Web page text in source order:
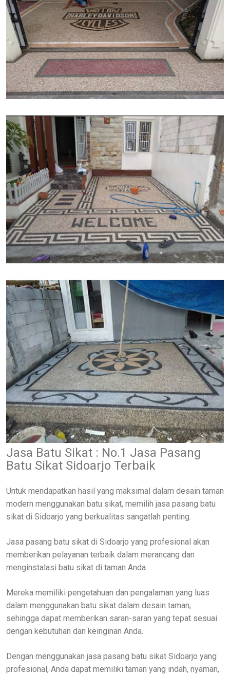
Jasa Batu Sikat : No.1 Jasa Pasang
Batu Sikat Sidoarjo Terbaik
Untuk mendapatkan hasil yang maksimal dalam desain taman
modern menggunakan batu sikat, memilih jasa pasang batu
sikat di Sidoarjo yang berkualitas sangatlah penting.
Jasa pasang batu sikat di Sidoarjo yang profesional akan
memberikan pelayanan terbaik dalam merancang dan
menginstalasi batu sikat di taman Anda.
Mereka memiliki pengetahuan dan pengalaman yang luas
dalam menggunakan batu sikat dalam desain taman,
sehingga dapat memberikan saran-saran yang tepat sesuai
dengan kebutuhan dan keinginan Anda.
Dengan menggunakan jasa pasang batu sikat Sidoarjo yang
profesional, Anda dapat memiliki taman yang indah, nyaman,